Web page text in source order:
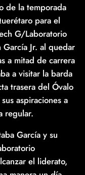
de la temporada
para el
G/Laboratorio
García Jr. al quedar
a mitad de carrera
a visitar la barda
trasera del Óvalo
aspiraciones a
regular.
García y su
el liderato,